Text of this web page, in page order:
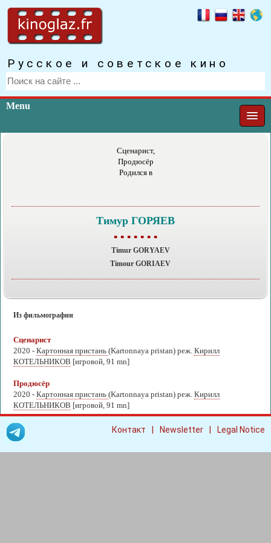
Русское и советское кино
Menu
Сценарист,
Продюсёр
Родился в
Тимур ГОРЯЕВ
▪ ▪ ▪ ▪ ▪ ▪ ▪
Timur GORYAEV
Timour GORIAEV
Из фильмографии
Сценарист
2020 - Картонная пристань (Kartonnaya pristan) реж. Кирилл
КОТЕЛЬНИКОВ [игровой, 91 mn]
Продюсёр
2020 - Картонная пристань (Kartonnaya pristan) реж. Кирилл
КОТЕЛЬНИКОВ [игровой, 91 mn]
Контакт Newsletter Legal Notice